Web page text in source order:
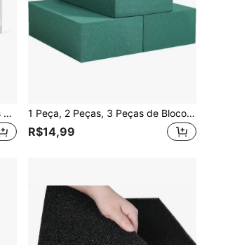
Toalhetes De Limpeza De Dentes De Animais De Estimação Para Cães E Gatos 50 Contagens, Toalhetes Dentais Para Cães Para Reduzir Placa Bacteriana E Tártaro, Purificador De Hálito, Toalhetes De Dedo Para Animais De Estimação, Sem Escova De Dentes Dura 1 Peça, 2 Peças, 3 Peças de Blocos de Espuma Floral Retangulares, cada bloco (5.5 Polegadas de comprimento x 3.1 Polegadas de largura x 1.7 Polegadas de altura), Blocos de Espuma Floral Redondos de 3.15 Polegadas, 6.5 Polegadas, Usados para Arranjos de Flores Frescas e Artificiais, Espuma Vegetal, Suprimentos de Florista, Decoração Floral de Corredor de Casamento, Blocos de Espuma Floral Verde Adequados para Uso Úmido e Seco, Adequados para DIY, Arte, Artesanato e Casamentos
R$14,99